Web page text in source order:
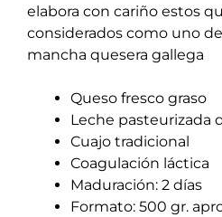
elabora con cariño estos
considerados como uno
mancha quesera gallega
Queso fresco graso
Leche pasteurizada
Cuajo tradicional
Coagulación láctica
Maduración: 2 días
Formato: 500 gr.